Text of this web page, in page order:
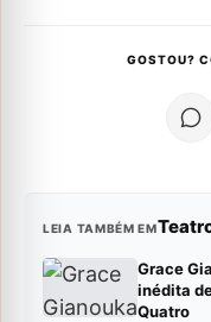
GOSTOU?
LEIA TAMBÉM EM
Grace
inédita
Quatro